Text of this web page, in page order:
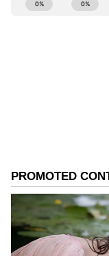
వైఎస్సార్‌సీపీ
పవిత్రతను
కన్వీనర్‌, కాంగ్రెస్‌
కొండపై ఎలాంటి